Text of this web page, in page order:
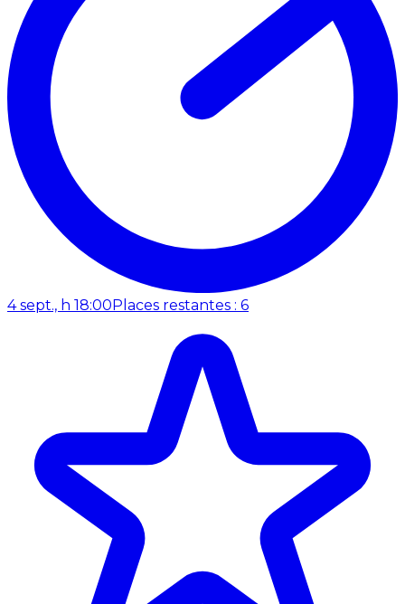
4 sept., h 18:00Places restantes : 6